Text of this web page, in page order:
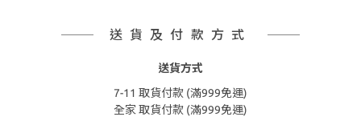
送貨及付款方式
送貨方式
7-11 取貨付款 (滿999免運)
全家 取貨付款 (滿999免運)